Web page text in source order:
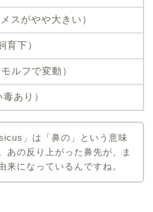
スがやや大きい）
育下）
ルフで変動）
あり）
」は「鼻の」という意味
あの反り上がった鼻先が、ま
来になっているんですね。